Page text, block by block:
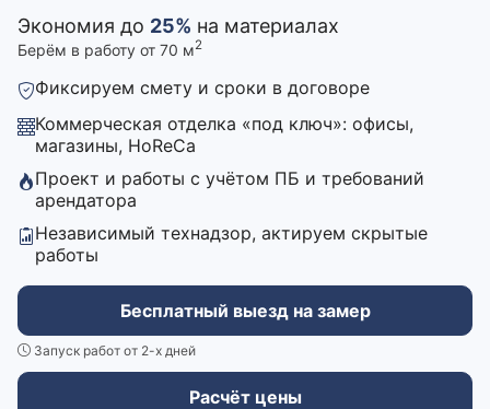
Экономия до 25% на материалах
Берём в работу от 70 м2
Фиксируем смету и сроки в договоре
Коммерческая отделка «под ключ»: офисы,
магазины, HoReCa
Проект и работы с учётом ПБ и требований
арендатора
Независимый технадзор, актируем скрытые
работы
Бесплатный выезд на замер
Запуск работ от 2-х дней
Расчёт цены